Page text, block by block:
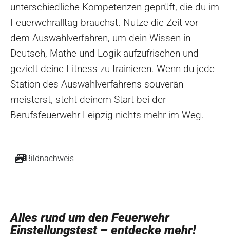
unterschiedliche Kompetenzen geprüft, die du im
Feuerwehralltag brauchst. Nutze die Zeit vor
dem Auswahlverfahren, um dein Wissen in
Deutsch, Mathe und Logik aufzufrischen und
gezielt deine Fitness zu trainieren. Wenn du jede
Station des Auswahlverfahrens souverän
meisterst, steht deinem Start bei der
Berufsfeuerwehr Leipzig nichts mehr im Weg.
Bildnachweis
Alles rund um den Feuerwehr
Einstellungstest – entdecke mehr!